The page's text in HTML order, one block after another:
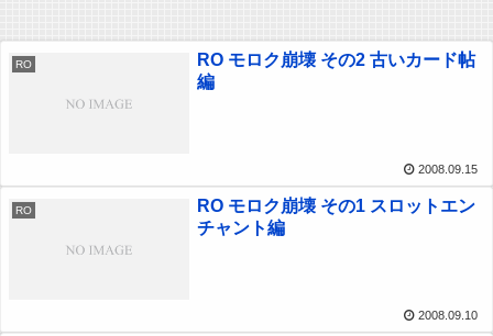
RO
RO モロク崩壊 その2 古いカード帖
編
2008.09.15
RO
RO モロク崩壊 その1 スロットエン
チャント編
2008.09.10